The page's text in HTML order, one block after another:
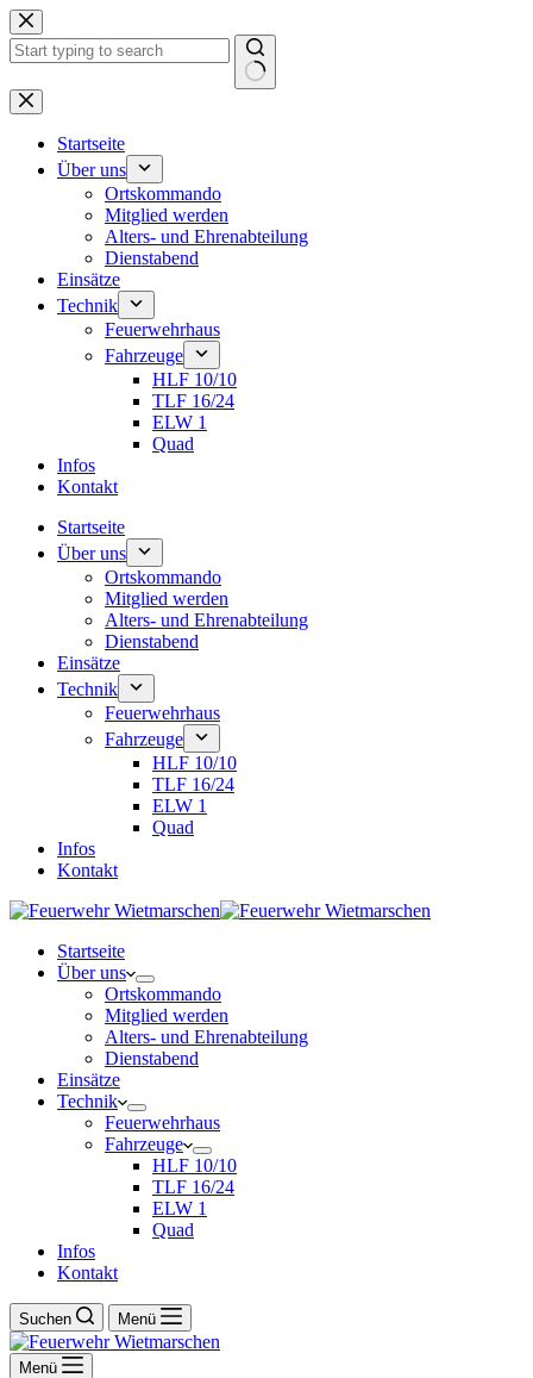
Zum
Inhalt
springen
Keine
Ergebnisse
Startseite
Über uns
Ortskommando
Mitglied werden
Alters- und Ehrenabteilung
Dienstabend
Einsätze
Technik
Feuerwehrhaus
Fahrzeuge
HLF 10/10
TLF 16/24
ELW 1
Quad
Infos
Kontakt
Startseite
Über uns
Ortskommando
Mitglied werden
Alters- und Ehrenabteilung
Dienstabend
Einsätze
Technik
Feuerwehrhaus
Fahrzeuge
HLF 10/10
TLF 16/24
ELW 1
Quad
Infos
Kontakt
Startseite
Über uns
Ortskommando
Mitglied werden
Alters- und Ehrenabteilung
Dienstabend
Einsätze
Technik
Feuerwehrhaus
Fahrzeuge
HLF 10/10
TLF 16/24
ELW 1
Quad
Infos
Kontakt
Suchen Menü
Menü